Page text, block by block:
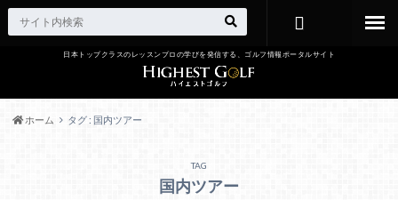
日本トップクラスのレッスンプロの学びを発信する、ゴルフ情報ポータルサイト
ホーム タグ : 国内ツアー
TAG
国内ツアー